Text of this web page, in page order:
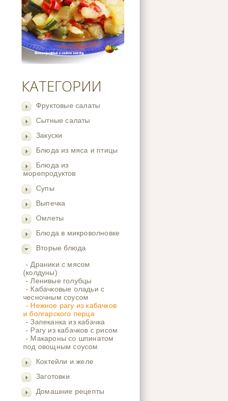
КАТЕГОРИИ
Фруктовые салаты
Сытные салаты
Закуски
Блюда из мяса и птицы
Блюда из
морепродуктов
Супы
Выпечка
Омлеты
Блюда в микроволновке
Вторые блюда
- Драники с мясом
(колдуны)
- Ленивые голубцы
- Кабачковые оладьи с
чесночным соусом
- Нежное рагу из кабачков
и болгарского перца
- Запеканка из кабачка
- Рагу из кабачков с рисом
- Макароны со шпинатом
под овощным соусом
Коктейли и желе
Заготовки
Домашние рецепты